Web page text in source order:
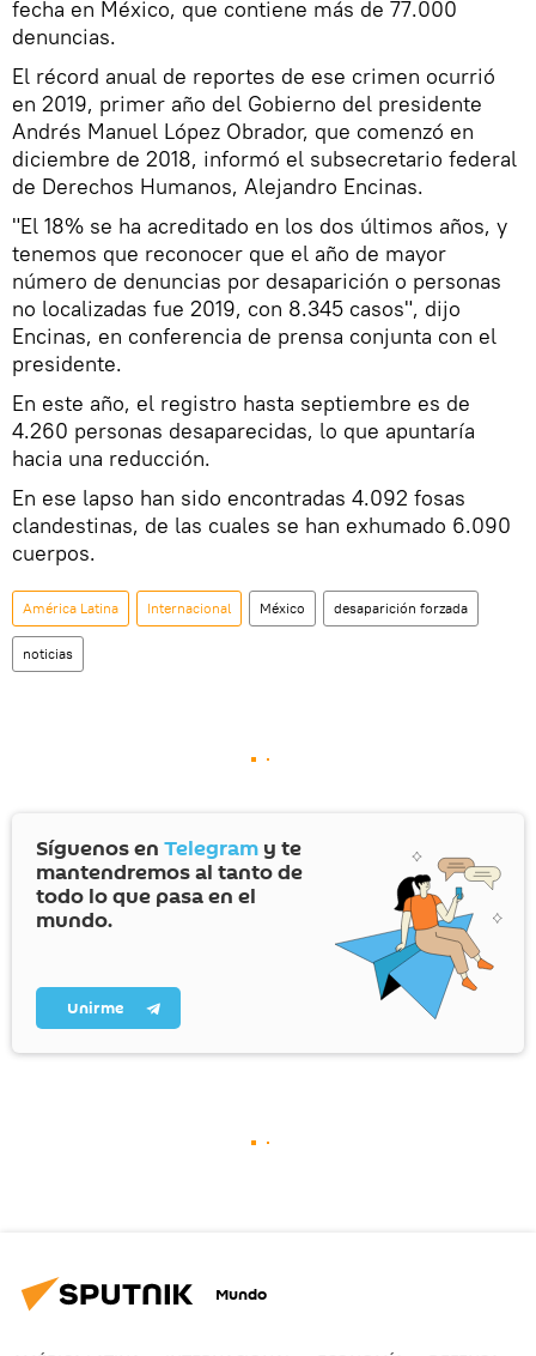
fecha en México, que contiene más de 77.000
denuncias.
El récord anual de reportes de ese crimen ocurrió
en 2019, primer año del Gobierno del presidente
Andrés Manuel López Obrador, que comenzó en
diciembre de 2018, informó el subsecretario federal
de Derechos Humanos, Alejandro Encinas.
"El 18% se ha acreditado en los dos últimos años, y
tenemos que reconocer que el año de mayor
número de denuncias por desaparición o personas
no localizadas fue 2019, con 8.345 casos", dijo
Encinas, en conferencia de prensa conjunta con el
presidente.
En este año, el registro hasta septiembre es de
4.260 personas desaparecidas, lo que apuntaría
hacia una reducción.
En ese lapso han sido encontradas 4.092 fosas
clandestinas, de las cuales se han exhumado 6.090
cuerpos.
América Latina Internacional México desaparición forzada
noticias
Síguenos en Telegram y te
mantendremos al tanto de
todo lo que pasa en el
mundo.
Unirme
Mundo